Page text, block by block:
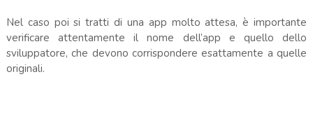
Nel caso poi si tratti di una app molto attesa, è importante
verificare attentamente il nome dell’app e quello dello
sviluppatore, che devono corrispondere esattamente a quelle
originali.